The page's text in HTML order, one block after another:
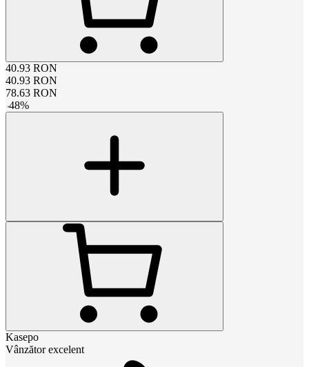
40.93 RON
40.93 RON
78.63 RON
-48%
Kasepo
Vânzător excelent